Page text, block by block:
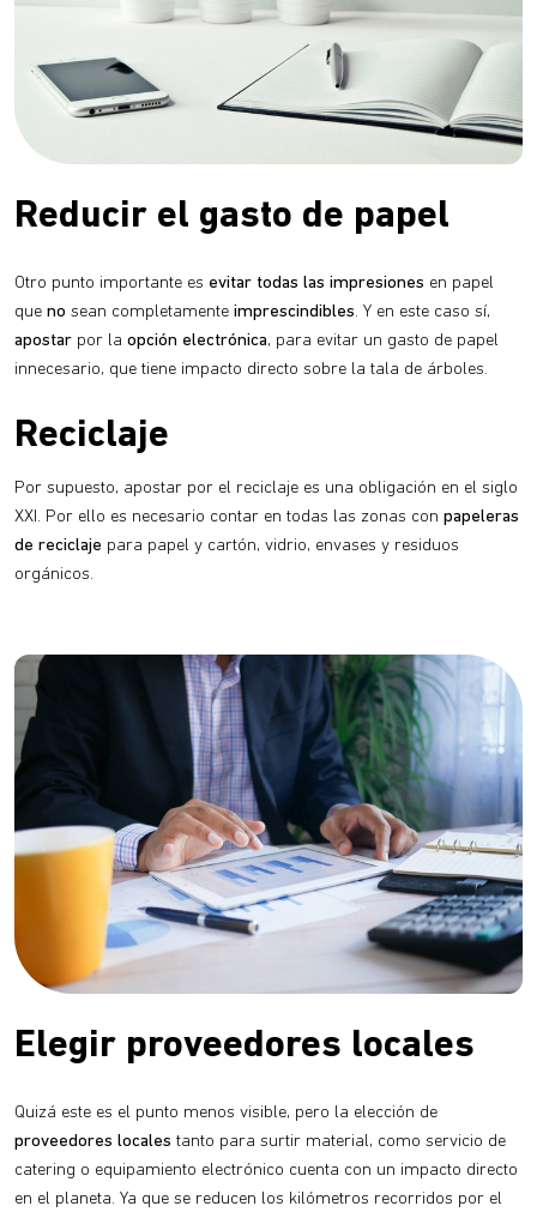
Reducir el gasto de papel
Otro punto importante es evitar todas las impresiones en papel
que no sean completamente imprescindibles. Y en este caso sí,
apostar por la opción electrónica, para evitar un gasto de papel
innecesario, que tiene impacto directo sobre la tala de árboles.
Reciclaje
Por supuesto, apostar por el reciclaje es una obligación en el siglo
XXI. Por ello es necesario contar en todas las zonas con papeleras
de reciclaje para papel y cartón, vidrio, envases y residuos
orgánicos.
Elegir proveedores locales
Quizá este es el punto menos visible, pero la elección de
proveedores locales tanto para surtir material, como servicio de
catering o equipamiento electrónico cuenta con un impacto directo
en el planeta. Ya que se reducen los kilómetros recorridos por el